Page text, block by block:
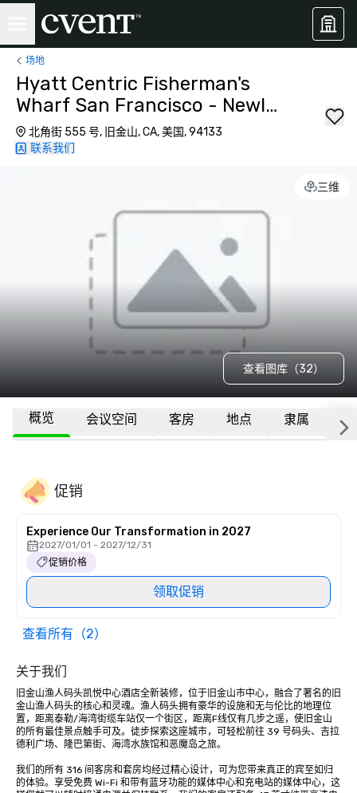
场地
Hyatt Centric Fisherman's
Wharf San Francisco - Newly
Renovated
北角街 555 号, 旧金山, CA, 美国, 94133
联系我们
三维
查看图库（32）
概览 会议空间 客房 地点 隶属 更
促销
Experience Our Transformation in 2027
2027/01/01 - 2027/12/31
促销价格
领取促销
查看所有（2）
关于我们
旧金山渔人码头凯悦中心酒店全新装修，位于旧金山市中心，融合了著名的旧
金山渔人码头的核心和灵魂。渔人码头拥有豪华的设施和无与伦比的地理位
置，距离泰勒/海湾街缆车站仅一个街区，距离F线仅有几步之遥，使旧金山
的所有最佳景点触手可及。徒步探索这座城市，可轻松前往 39 号码头、吉拉
德利广场、隆巴第街、海湾水族馆和恶魔岛之旅。
我们的所有 316 间客房和套房均经过精心设计，可为您带来真正的宾至如归
的体验。享受免费 Wi-Fi 和带有蓝牙功能的媒体中心和充电站的媒体中心，这